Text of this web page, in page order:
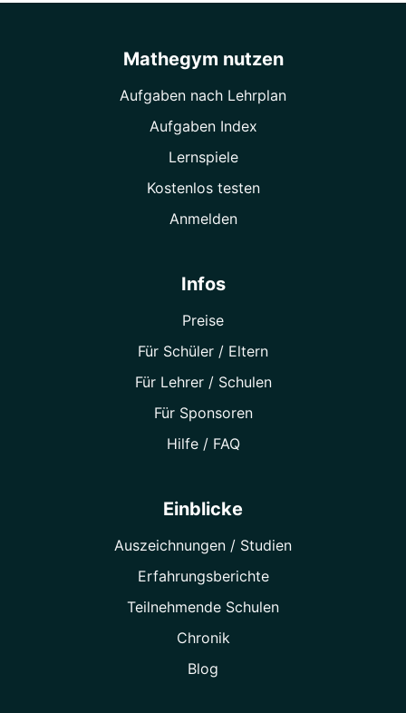
Mathegym nutzen
Aufgaben nach Lehrplan
Aufgaben Index
Lernspiele
Kostenlos testen
Anmelden
Infos
Preise
Für Schüler / Eltern
Für Lehrer / Schulen
Für Sponsoren
Hilfe / FAQ
Einblicke
Auszeichnungen / Studien
Erfahrungsberichte
Teilnehmende Schulen
Chronik
Blog